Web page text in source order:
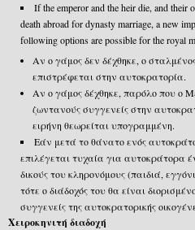
If the emperor and the heir die, and their
death abroad for dynasty marriage, a new
following options are possible for the royal
Αν ο γάμος δεν δέχθηκε, ο
επιστρέφεται στην αυτοκρατορία.
Αν ο γάμος δέχθηκε, παρόλο που ο
ζωντανούς συγγενείς στην
ειρήνη θεωρείται υπογραμμένη.
Εάν μετά το θάνατο ενός
επιλέγεται τυχαία για αυτοκράτορα
δικούς του κληρονόμους (παιδιά,
τότε ο διάδοχός του θα είναι
συγγενείς της αυτοκρατορικής
Χειροκηνιτή διαδοχή